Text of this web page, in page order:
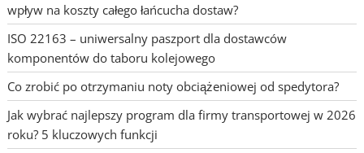
wpływ na koszty całego łańcucha dostaw?
ISO 22163 – uniwersalny paszport dla dostawców
komponentów do taboru kolejowego
Co zrobić po otrzymaniu noty obciążeniowej od spedytora?
Jak wybrać najlepszy program dla firmy transportowej w 2026
roku? 5 kluczowych funkcji